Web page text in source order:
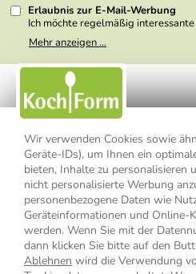
Wir verwenden Cookies sowie
Geräte-IDs), um Ihnen ein
bieten, Inhalte zu personalisieren
nicht personalisierte Werbung
personenbezogene Daten wie
Geräteinformationen und Online-
werden. Wenn Sie mit der
dann klicken Sie bitte auf den
Ablehnen wird die Verwendung
Erlaubnis zur E-Mail-Werbung
Ich möchte regelmäßig
Meine E-Mail-Adresse wird nicht an
weitergegeben. Zu statistischen
nicht erkennbar, welche konkrete
Einwilligung zur Nutzung meiner
kann ich jederzeit mit Wirkung für
den Link "Abmelden" am Ende
Option Newsletter im
Datenschutzerklärung
habe ich
Mehr anzeigen ...
Impressum
Widerrufsbelehrung
Vertrag